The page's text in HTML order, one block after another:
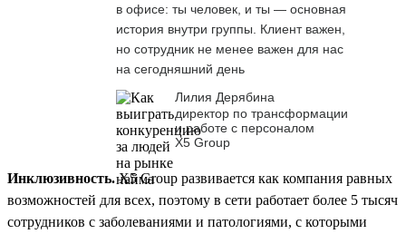
в офисе: ты человек, и ты — основная
история внутри группы. Клиент важен,
но сотрудник не менее важен для нас
на сегодняшний день
Лилия Дерябина
директор по трансформации
и работе с персоналом
Х5 Group
Инклюзивность.X5 Group развивается как компания равных
возможностей для всех, поэтому в сети работает более 5 тысяч
сотрудников с заболеваниями и патологиями, с которыми